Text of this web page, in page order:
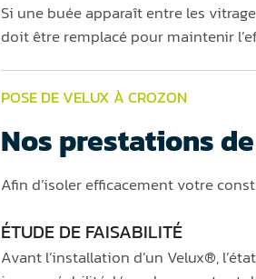
Si une buée apparaît entre les
doit être remplacé pour maintenir
POSE DE VELUX À CROZON
Nos prestations
Afin d’isoler efficacement votre
ÉTUDE DE FAISABILITÉ
Avant l’installation d’un Velux®,